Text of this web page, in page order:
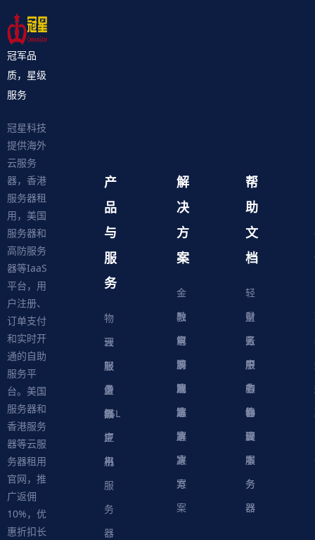
冠军品
质，星级
服务
冠星科技
提供海外
云服务
器，香港
服务器租
用，美国
服务器和
高防服务
器等IaaS
平台，用
户注册、
订单支付
和实时开
通的自助
服务平
台。美国
服务器和
香港服务
器等云服
务器租用
官网，推
广返佣
10%，优
惠折扣长
产
品
与
服
务
物
理
服
务
器
云
服
务
器
轻
量
级
应
用
服
务
器
虚
拟
主
机
SSL
证
书
解
决
方
案
金
融
解
决
方
案
教
育
解
决
方
案
电
商
解
决
方
案
游
戏
解
决
方
案
网
站
解
决
方
案
帮
助
文
档
轻
量
云
服
务
器
财
务
中
心
账
户
中
心
服
务
协
议
软
件
脚
本
物
理
服
务
器
云
服
务
器